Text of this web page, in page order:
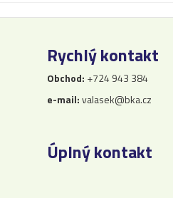
Rychlý kontakt
Obchod: +724 943 384
e-mail:valasek@bka.cz
Úplný kontakt